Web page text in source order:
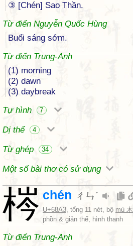
③ [Chén] Sao Thần.
Từ điển Nguyễn Quốc Hùng
Buổi sáng sớm.
Từ điển Trung-Anh
(1) morning
(2) dawn
(3) daybreak
Tự hình
7
Dị thể 4
Từ ghép 34
Một số bài thơ có sử dụng
梣 chén ㄔㄣˊ
U+68A3, tổng 11 nét, bộ mù 木
phồn & giản thể, hình thanh
Từ điển Trung-Anh